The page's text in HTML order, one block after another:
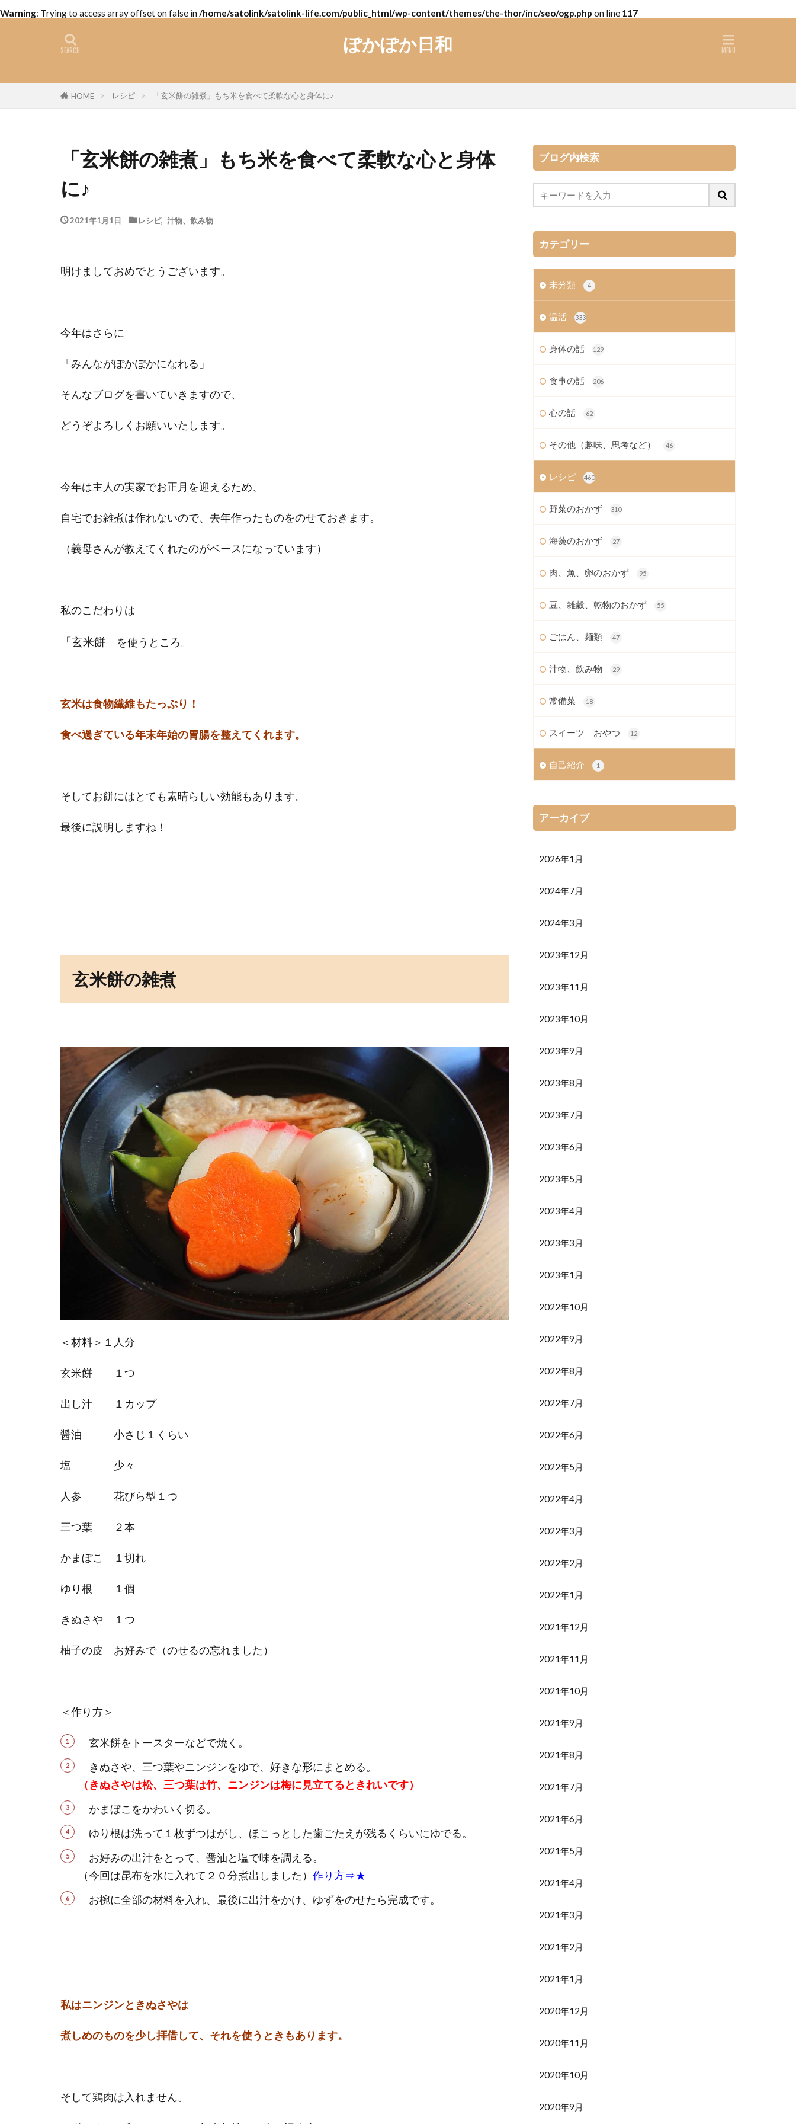
Warning: Trying to access array offset on false in/home/satolink/satolink-life.com/public_html/wp-content/themes/the-thor/inc/seo/ogp.php on line 117
ぽかぽか日和
HOME レシピ 「玄米餅の雑煮」もち米を食べて柔軟な心と身体に♪
「玄米餅の雑煮」もち米を食べて柔軟な心と身体
に♪
2021年1月1日 レシピ, 汁物、飲み物
明けましておめでとうございます。
今年はさらに
「みんながぽかぽかになれる」
そんなブログを書いていきますので、
どうぞよろしくお願いいたします。
今年は主人の実家でお正月を迎えるため、
自宅でお雑煮は作れないので、去年作ったものをのせておきます。
（義母さんが教えてくれたのがベースになっています）
私のこだわりは
「玄米餅」 を使うところ。
玄米は食物繊維もたっぷり！
食べ過ぎている年末年始の胃腸を整えてくれます。
そしてお餅にはとても素晴らしい効能もあります。
最後に説明しますね！
玄米餅の雑煮
＜材料＞１人分
玄米餅 １つ
出し汁 １カップ
醤油 小さじ１くらい
塩 少々
人参 花びら型１つ
三つ葉 ２本
かまぼこ １切れ
ゆり根 １個
きぬさや １つ
柚子の皮 お好みで（のせるの忘れました）
＜作り方＞
玄米餅をトースターなどで焼く。
きぬさや、三つ葉やニンジンをゆで、好きな形にまとめる。
（きぬさやは松、三つ葉は竹、ニンジンは梅に見立てるときれいです）
かまぼこをかわいく切る。
ゆり根は洗って１枚ずつはがし、ほこっとした歯ごたえが残るくらいにゆでる。
お好みの出汁をとって、醤油と塩で味を調える。
（今回は昆布を水に入れて２０分煮出しました） 作り方⇒★
お椀に全部の材料を入れ、最後に出汁をかけ、ゆずをのせたら完成です。
私はニンジンときぬさやは
煮しめのものを少し拝借して、それを使うときもあります。
そして鶏肉は入れません。
ブログ内検索
カテゴリー
未分類 4
温活 333
身体の話 129
食事の話 206
心の話 62
その他（趣味、思考など） 46
レシピ 460
野菜のおかず 310
海藻のおかず 27
肉、魚、卵のおかず 95
豆、雑穀、乾物のおかず 55
ごはん、麺類 47
汁物、飲み物 29
常備菜 18
スイーツ おやつ 12
自己紹介 1
アーカイブ
2026年1月
2024年7月
2024年3月
2023年12月
2023年11月
2023年10月
2023年9月
2023年8月
2023年7月
2023年6月
2023年5月
2023年4月
2023年3月
2023年1月
2022年10月
2022年9月
2022年8月
2022年7月
2022年6月
2022年5月
2022年4月
2022年3月
2022年2月
2022年1月
2021年12月
2021年11月
2021年10月
2021年9月
2021年8月
2021年7月
2021年6月
2021年5月
2021年4月
2021年3月
2021年2月
2021年1月
2020年12月
2020年11月
2020年10月
2020年9月